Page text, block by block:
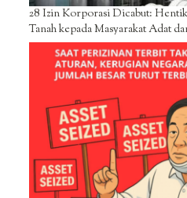
28 Izin Korporasi Dicabut:
Tanah kepada Masyarakat Adat